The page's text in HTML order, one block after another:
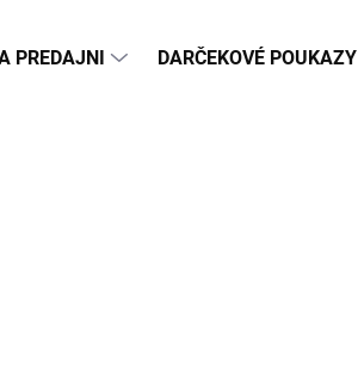
PREDAJNI DARČEKOVÉ POUKAZY